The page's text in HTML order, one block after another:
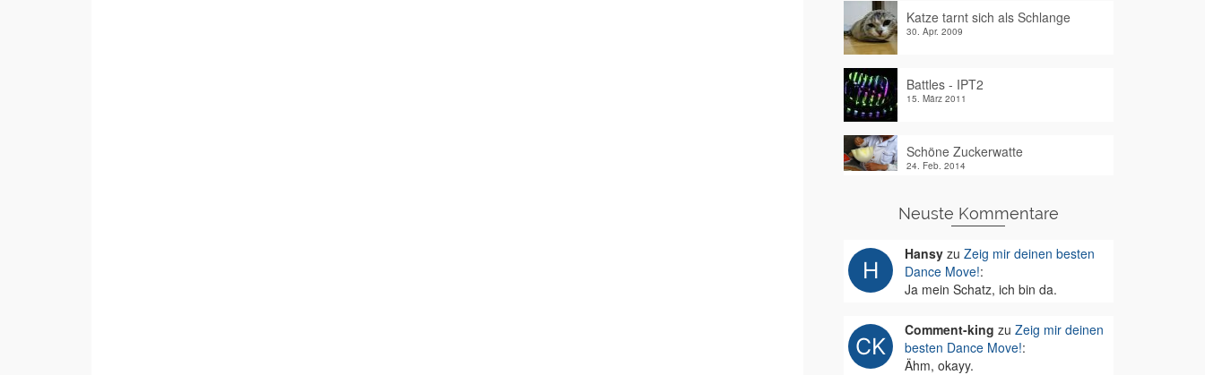
Katze tarnt sich als Schlange
30. Apr. 2009
Battles - IPT2
15. März 2011
Schöne Zuckerwatte
24. Feb. 2014
Neuste Kommentare
Hansyzu Zeig mir deinen besten
Dance Move!:
Ja mein Schatz, ich bin da.
Comment-king zu Zeig mir deinen
besten Dance Move!:
Ähm, okayy.